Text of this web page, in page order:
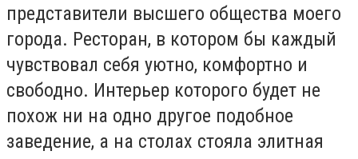
представители высшего общества моего
города. Ресторан, в котором бы каждый
чувствовал себя уютно, комфортно и
свободно. Интерьер которого будет не
похож ни на одно другое подобное
заведение, а на столах стояла элитная